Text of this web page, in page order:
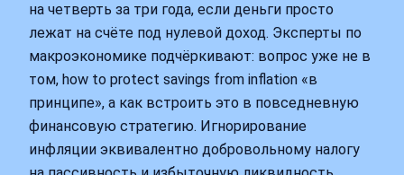
на четверть за три года, если деньги просто
лежат на счёте под нулевой доход. Эксперты по
макроэкономике подчёркивают: вопрос уже не в
том, how to protect savings from inflation «в
принципе», а как встроить это в повседневную
финансовую стратегию. Игнорирование
инфляции эквивалентно добровольному налогу